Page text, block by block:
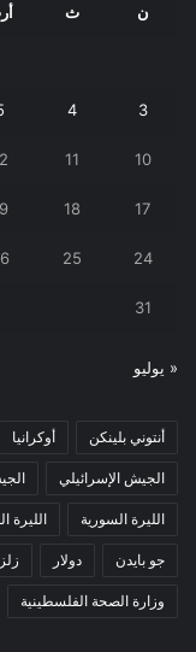
ن ث
3
4
10
11
17
18
24
25
31
« يوليو
أنتوني بلينكن أوكرانيا
الجيش الإسرائيلي
الليرة السورية الليرة
جو بايدن دولار
وزارة الصحة الفلسطينية